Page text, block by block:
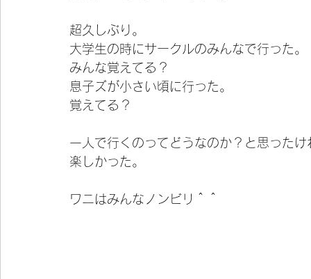
超久しぶり。
大学生の時にサークルのみんなで行った。
みんな覚えてる？
息子ズが小さい頃に行った。
覚えてる？
一人で行くのってどうなのか？と思ったけ
楽しかった。
ワニはみんなノンビリ＾＾